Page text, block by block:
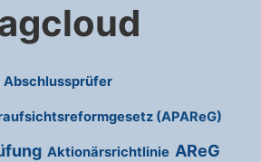
Abschlussprüfer
(APAReG)
Aktionärsrichtlinie AReG